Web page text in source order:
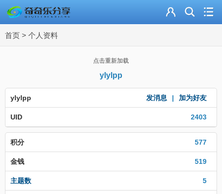
首页 > 个人资料
点击重新加载
ylylpp
发消息 | 加为好友
ylylpp
2403
UID
577
积分
519
金钱
5
主题数
资源合集
站内导读
加入频道